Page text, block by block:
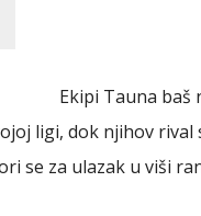
Ekipi Tauna baš
ligi, dok njihov rival
se za ulazak u viši